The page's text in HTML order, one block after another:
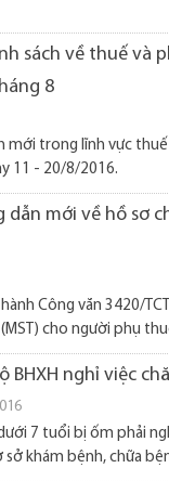
sách về thuế và
8
mới trong lĩnh vực
11 - 20/8/2016.
dẫn mới về hồ sơ
Công văn 3420/
cho người phụ
BHXH nghỉ việc
7 tuổi bị ốm phải
sở khám bệnh, chữa